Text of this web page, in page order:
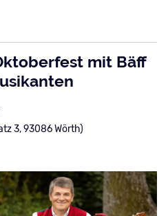
mit Bäff
3, 93086 Wörth)